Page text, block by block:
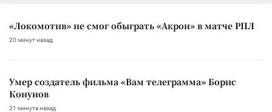
«Локомотив» не смог обыграть «Акрон» в матче РПЛ
20 минут назад
Умер создатель фильма «Вам телеграмма» Борис
Конунов
21 минута назад